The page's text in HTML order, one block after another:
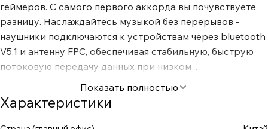
геймеров. С самого первого аккорда вы почувствуете
разницу. Наслаждайтесь музыкой без перерывов -
наушники подключаются к устройствам через bluetooth
V5.1 и антенну FPC, обеспечивая стабильную, быструю
потоковую передачу данных при низком
энергопотреблении. Дальность беспроводной связи 10
метров (без препятствий). Поддерживаемые профили
HSP, HFP, A2DP, AVRCP. Аудиокодеки AAC/SBC,
встроенный чип JL6979D8.Заряд держат 5 часов в
Показать полностью
Характеристики